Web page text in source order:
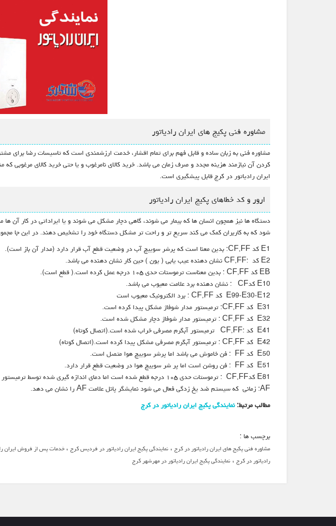
مشاوره فنی پکیج های ایران رادیاتور
مشاوره فنی به زبان ساده و قابل فهم برای تمام اقشار، خدمت ارزشمندی است که تاسیسات رضا برای
کردن آن نیازمند هزینه مجدد و صرف زمان می باشد. خرید کالای نامرغوب و یا حتی خرید کالای
ایران رادیاتور در کرج قابل پیشگیری است.
ارور و کد خطاهای پکیج ایران رادیاتور
دستگاه ها نیز همچون انسان ها که بیمار می شوند، گاهی دچار مشکل می شوند و یا ایراداتی در کار آن
شود که به کاربران کمک می کند سریع تر و راحت تر مشکل دستگاه خود را تشخیص دهند. در این جا مجموعه
E1 کد CF,FF: بدین معنا است که پرشر سوییچ آب در وضعیت قطع آب قرار دارد (مدار آن باز است).
E2 کد :CF,FF نشان دهنده عیب یابی ( یون ) حین کار نشان دهنده می باشد.
EB کد CF,FF : بدین معناست ترموستات حدی ۱۰۵ درجه عمل کرده است.( قطع است).
E10 کدCF : نشان دهنده برد علامت معیوب می باشد.
E99-E30-E12 کد CF,FF : برد الکترونیک معیوب است
E31 کد CF,FF: ترمیستور مدار شوفاژ مشکل پیدا کرده است.
E32 کد CF,FF : ترمیستور مدار شوفاژ دچار مشکل شده است.
E41 کد :CF,FF ترمیستور آبگرم مصرفی خراب شده است.(اتصال کوتاه)
E42 کد CF,FF : ترمیستور آبگرم مصرفی مشکل پیدا کرده است.(اتصال کوتاه)
E50 کد FF : فن خاموش می باشد اما پرشر سوییچ هوا متصل است.
E51 کد FF : فن روشن است اما پر شر سوییچ هوا در وضعیت قطع قرار دارد.
E81 کدCF,FF : ترموستات حدی ۱۰۵ درجه قطع شده است اما دمای اندازه گیری شده توسط ترمیستور نرمال است.
AF: زمانی که سیستم ضد یخ زدگی فعال می شود نمایشگر پانل علامت AF را نشان می دهد.
مطالب مرتبط:نمایندگی پکیج ایران رادیاتور در کرج
برچسب ها :
مشاوره فنی پکیج های ایران رادیاتور در کرج ،نمایندگی پکیج ایران رادیاتور در فردیس کرج ،خدمات پس از فروش ایران
رادیاتور در کرج ،نمایندگی پکیج ایران رادیاتور در مهرشهر کرج